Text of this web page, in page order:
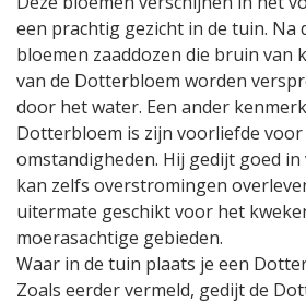
een prachtig gezicht in de tuin. Na
bloemen zaaddozen die bruin van
van de Dotterbloem worden
door het water. Een ander
Dotterbloem is zijn voorliefde
omstandigheden. Hij gedijt goed
kan zelfs overstromingen
uitermate geschikt voor het
moerasachtige gebieden.
Waar in de tuin plaats je een
Zoals eerder vermeld, gedijt de